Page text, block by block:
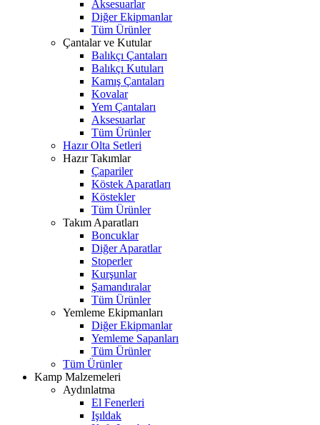
Aksesuarlar
Diğer Ekipmanlar
Tüm Ürünler
Çantalar ve Kutular
Balıkçı Çantaları
Balıkçı Kutuları
Kamış Çantaları
Kovalar
Yem Çantaları
Aksesuarlar
Tüm Ürünler
Hazır Olta Setleri
Hazır Takımlar
Çapariler
Köstek Aparatları
Köstekler
Tüm Ürünler
Takım Aparatları
Boncuklar
Diğer Aparatlar
Stoperler
Kurşunlar
Şamandıralar
Tüm Ürünler
Yemleme Ekipmanları
Diğer Ekipmanlar
Yemleme Sapanları
Tüm Ürünler
Tüm Ürünler
Kamp Malzemeleri
Aydınlatma
El Fenerleri
Işıldak